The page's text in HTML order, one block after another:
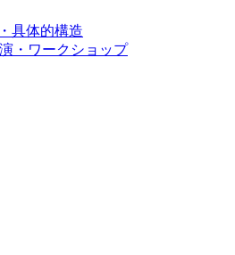
具体的構造
・ワークショップ